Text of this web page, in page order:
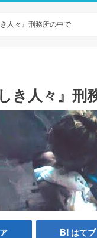
人々』刑務所の中で
き人々』刑
はてブ